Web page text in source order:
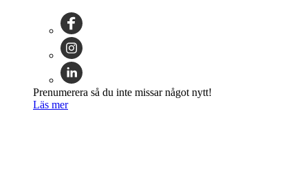
Prenumerera så du inte missar något nytt!
Läs mer